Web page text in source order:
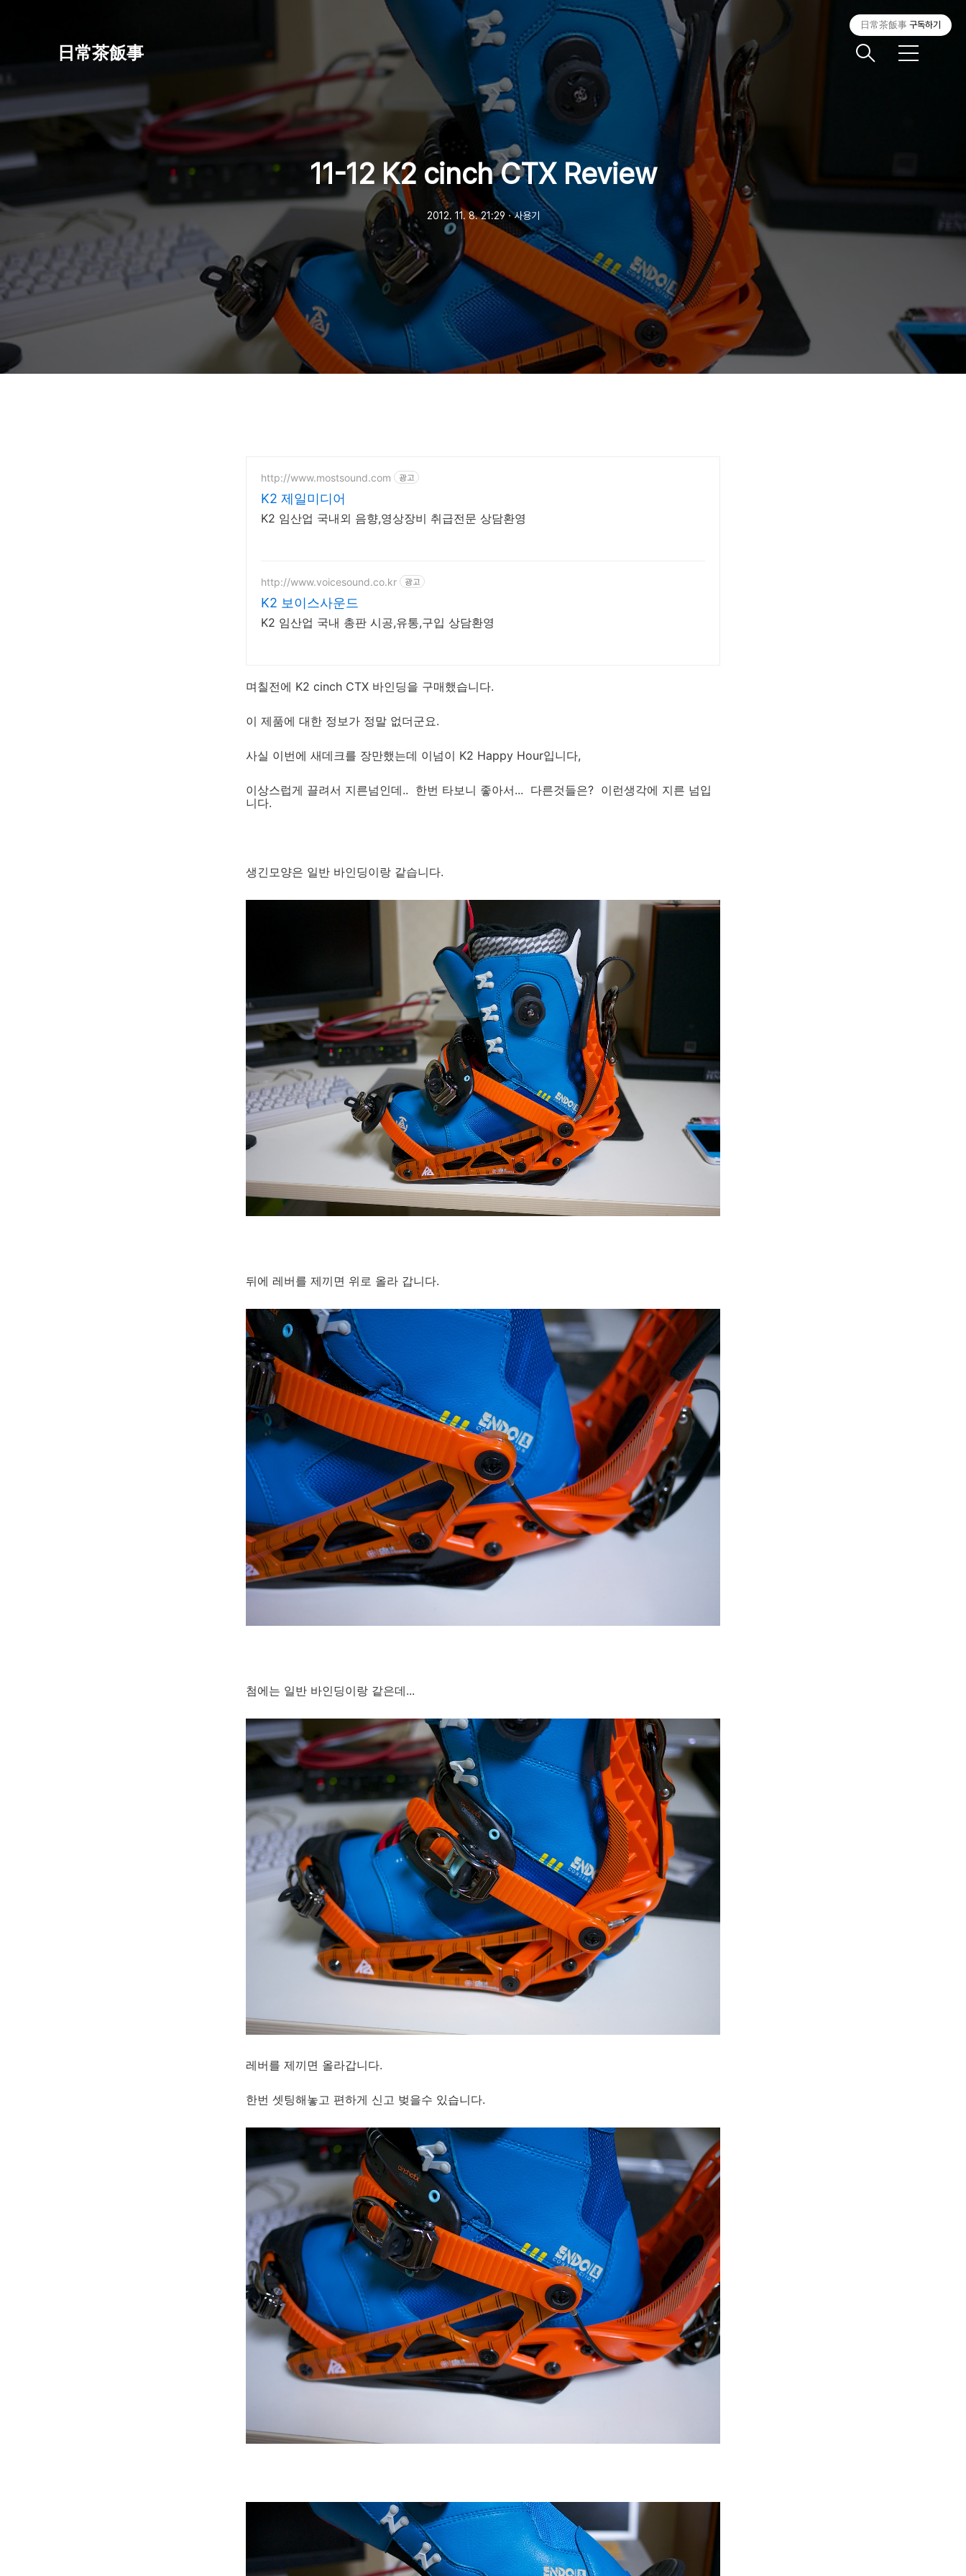
日常茶飯事
메
11-12 K2 cinch CTX Review
2012. 11. 8. 21:29 ㆍ사용기
http://www.mostsound.com 광고
K2 제일미디어
K2 임산업 국내외 음향,영상장비 취급전문 상담환영
http://www.voicesound.co.kr 광고
K2 보이스사운드
K2 임산업 국내 총판 시공,유통,구입 상담환영
며칠전에 K2 cinch CTX 바인딩을 구매했습니다.
이 제품에 대한 정보가 정말 없더군요.
사실 이번에 새데크를 장만했는데 이넘이 K2 Happy Hour입니다,
이상스럽게 끌려서 지른넘인데.. 한번 타보니 좋아서... 다른것들은? 이런생각에 지른 넘입
니다.
생긴모양은 일반 바인딩이랑 같습니다.
뒤에 레버를 제끼면 위로 올라 갑니다.
첨에는 일반 바인딩이랑 같은데...
레버를 제끼면 올라갑니다.
한번 셋팅해놓고 편하게 신고 벚을수 있습니다.
日常茶飯事 구독하기